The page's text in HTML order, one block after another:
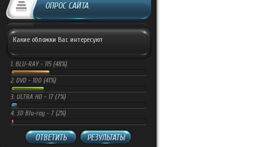
ОПРОС САЙТА
Какие обложки Вас интересуют
1. BLU-RAY - 115 (48%)
2. DVD - 100 (41%)
3. ULTRA HD - 17 (7%)
4. 3D Blu-ray - 7 (2%)
ОТВЕТИТЬ РЕЗУЛЬТАТЫ